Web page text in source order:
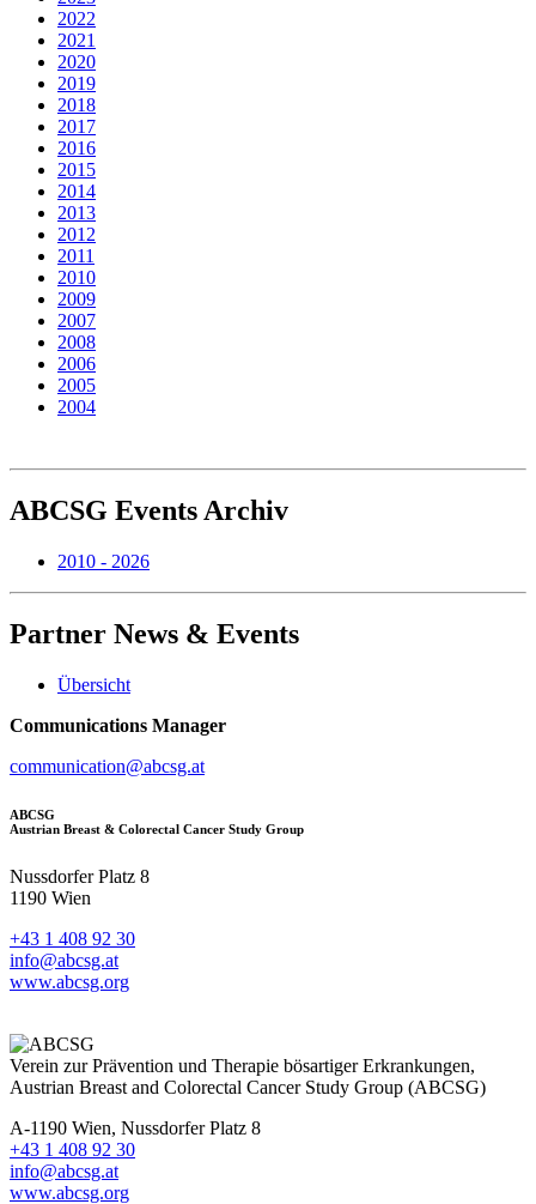
2022
2021
2020
2019
2018
2017
2016
2015
2014
2013
2012
2011
2010
2009
2007
2008
2006
2005
2004
ABCSG Events Archiv
2010 - 2026
Partner News & Events
Übersicht
Communications Manager
communication@abcsg.at
ABCSG
Austrian Breast & Colorectal Cancer Study Group
Nussdorfer Platz 8
1190 Wien
+43 1 408 92 30
info@abcsg.at
www.abcsg.org
Verein zur Prävention und Therapie bösartiger Erkrankungen,
Austrian Breast and Colorectal Cancer Study Group (ABCSG)
A-1190 Wien, Nussdorfer Platz 8
+43 1 408 92 30
info@abcsg.at
www.abcsg.org